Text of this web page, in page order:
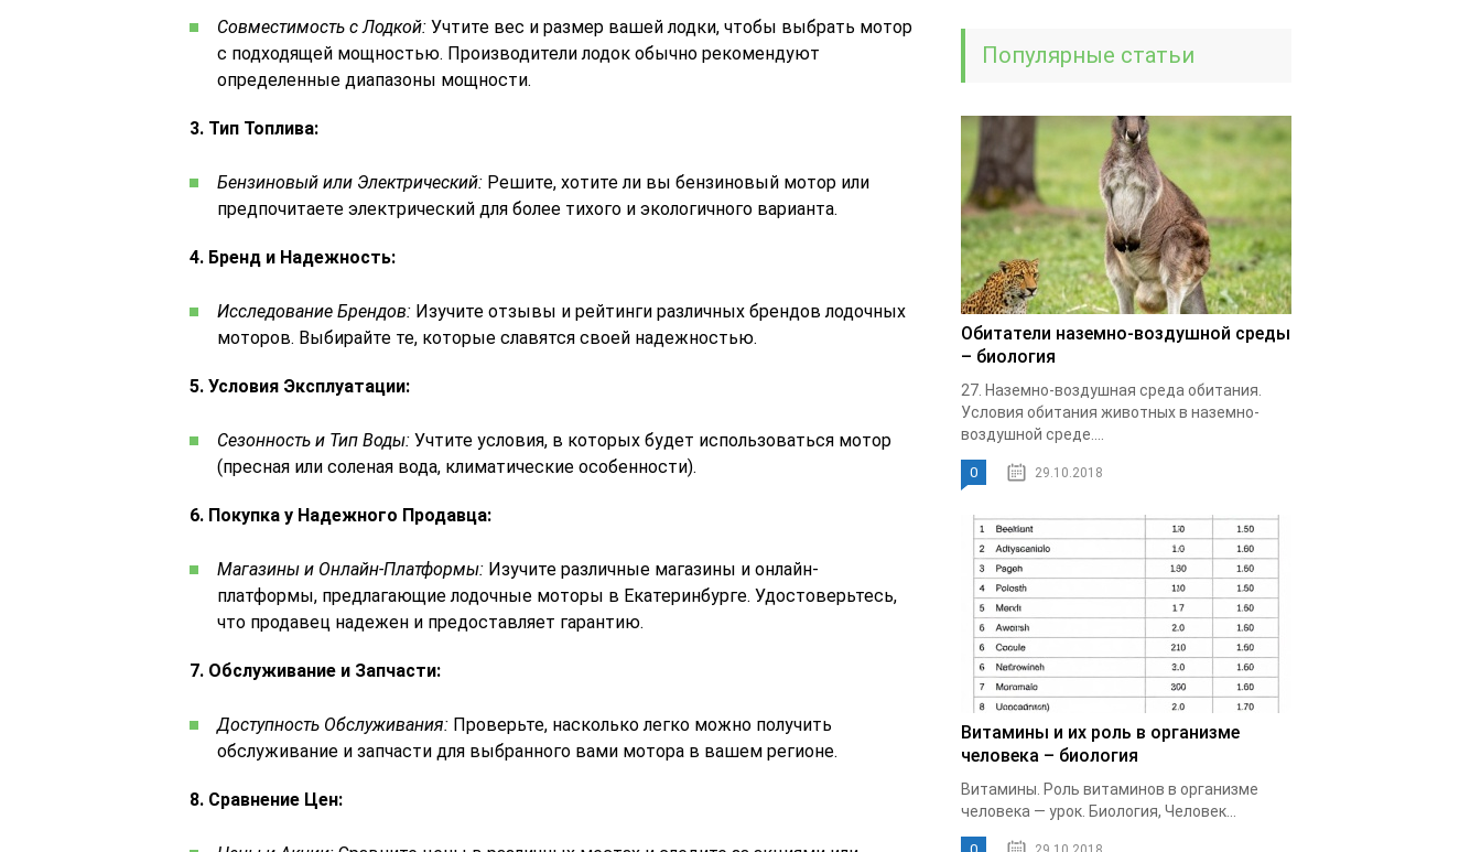
Совместимость с Лодкой: Учтите вес и размер вашей лодки, чтобы выбрать мотор
с подходящей мощностью. Производители лодок обычно рекомендуют
определенные диапазоны мощности.
3. Тип Топлива:
Бензиновый или Электрический: Решите, хотите ли вы бензиновый мотор или
предпочитаете электрический для более тихого и экологичного варианта.
4. Бренд и Надежность:
Исследование Брендов: Изучите отзывы и рейтинги различных брендов лодочных
моторов. Выбирайте те, которые славятся своей надежностью.
5. Условия Эксплуатации:
Сезонность и Тип Воды: Учтите условия, в которых будет использоваться мотор
(пресная или соленая вода, климатические особенности).
6. Покупка у Надежного Продавца:
Магазины и Онлайн-Платформы: Изучите различные магазины и онлайн-
платформы, предлагающие лодочные моторы в Екатеринбурге. Удостоверьтесь,
что продавец надежен и предоставляет гарантию.
7. Обслуживание и Запчасти:
Доступность Обслуживания: Проверьте, насколько легко можно получить
обслуживание и запчасти для выбранного вами мотора в вашем регионе.
8. Сравнение Цен:
Популярные статьи
Обитатели наземно-воздушной среды
– биология
27. Наземно-воздушная среда обитания.
Условия обитания животных в наземно-
воздушной среде....
0 29.10.2018
Витамины и их роль в организме
человека – биология
Витамины. Роль витаминов в организме
человека — урок. Биология, Человек...